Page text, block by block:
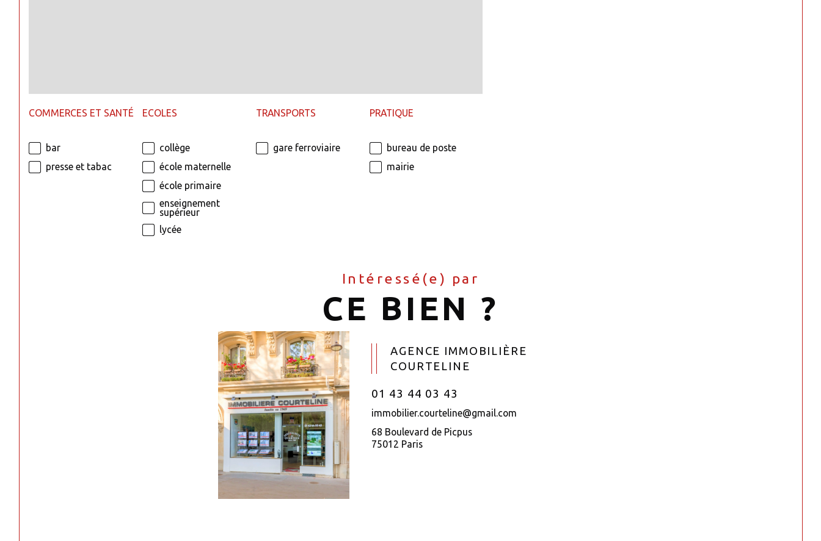
COMMERCES ET SANTÉ
bar
presse et tabac
ECOLES
collège
école maternelle
école primaire
enseignement
supérieur
lycée
TRANSPORTS
gare ferroviaire
PRATIQUE
bureau de poste
mairie
Intéressé(e) par
CE BIEN ?
AGENCE IMMOBILIÈRE
COURTELINE
01 43 44 03 43
immobilier.courteline@gmail.com
68 Boulevard de Picpus
75012 Paris